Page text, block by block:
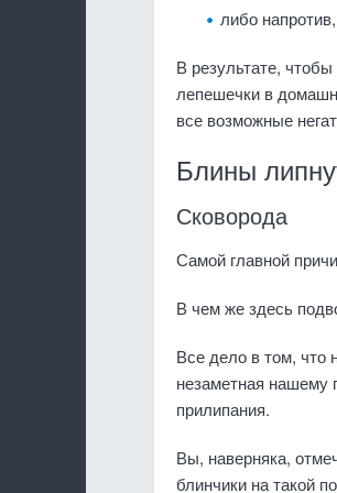
либо
В результате,
лепешечки в
все возможные
Блины
Сковорода
Самой главной
В чем же здесь
Все дело в том, что
незаметная нашему
прилипания.
Вы, наверняка,
блинчики на такой